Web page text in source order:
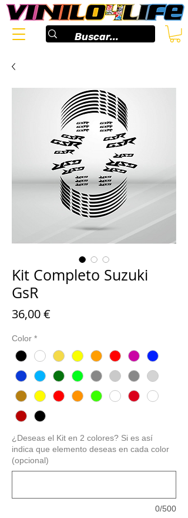
Kit Completo Suzuki
GsR
36,00 €
Color *
¿Deseas el Kit en 2 colores? Si es así
indica que elemento deseas en cada color
(opcional)
0/500